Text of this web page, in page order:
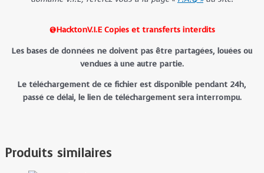
@HacktonV.I.E Copies et transferts interdits
Les bases de données ne doivent pas être partagées, louées ou
vendues à une autre partie.
Le téléchargement de ce fichier est disponible pendant 24h,
passé ce délai, le lien de téléchargement sera interrompu.
Produits similaires